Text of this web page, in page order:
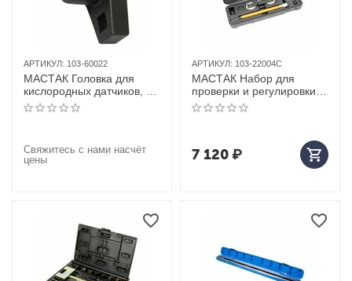
АРТИКУЛ: 103-60022
МАСТАК Головка для
кислородных датчиков, 22
мм, разрезная
Свяжитесь с нами насчёт
цены
АРТИКУЛ: 103-22004C
МАСТАК Набор для
проверки и регулировки
фаз газораспределения
VAG, кейс, 4 предмета
7 120₽